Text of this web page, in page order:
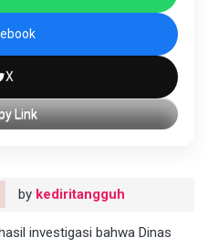
X
Link
by kediritangguh
investigasi bahwa Dinas